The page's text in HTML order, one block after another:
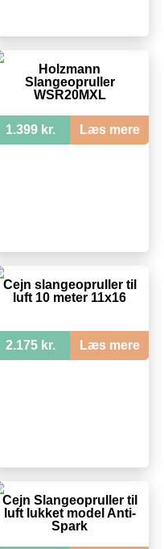
Holzmann
Slangeopruller
WSR20MXL
1.399 kr. Læs mere
Cejn slangeopruller til
luft 10 meter 11x16
2.175 kr. Læs mere
Cejn Slangeopruller til
luft lukket model Anti-
Spark